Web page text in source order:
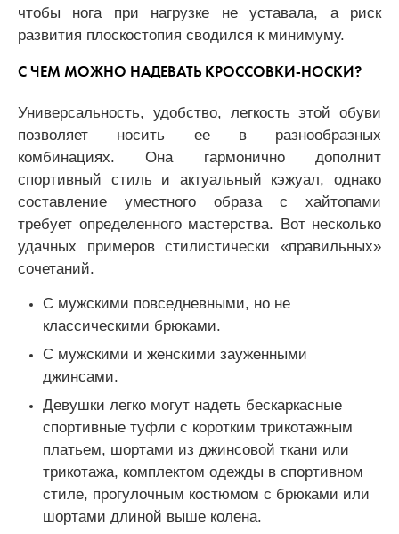
чтобы нога при нагрузке не уставала, а риск
развития плоскостопия сводился к минимуму.
С ЧЕМ МОЖНО НАДЕВАТЬ КРОССОВКИ-НОСКИ?
Универсальность, удобство, легкость этой обуви
позволяет носить ее в разнообразных
комбинациях. Она гармонично дополнит
спортивный стиль и актуальный кэжуал, однако
составление уместного образа с хайтопами
требует определенного мастерства. Вот несколько
удачных примеров стилистически «правильных»
сочетаний.
С мужскими повседневными, но не
классическими брюками.
С мужскими и женскими зауженными
джинсами.
Девушки легко могут надеть бескаркасные
спортивные туфли с коротким трикотажным
платьем, шортами из джинсовой ткани или
трикотажа, комплектом одежды в спортивном
стиле, прогулочным костюмом с брюками или
шортами длиной выше колена.